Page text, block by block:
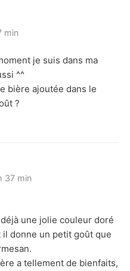
min
je suis dans ma
^^
bière ajoutée dans le
?
37 min
une jolie couleur doré
donne un petit goût que
a tellement de bienfaits,